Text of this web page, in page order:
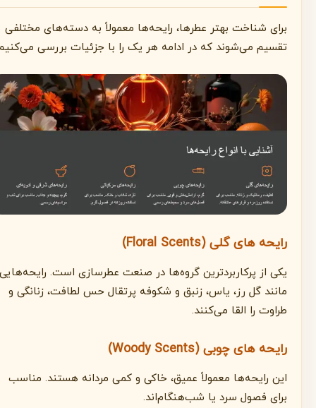
برای شناخت بهتر عطرها، رایحه‌ها معمولاً به دسته‌های مختلفی
تقسیم می‌شوند که در ادامه هر یک را با جزئیات بررسی می‌کنیم.
رایحه های گلی (Floral Scents)
یکی از پرکاربردترین گروه‌ها در صنعت عطرسازی است. رایحه‌هایی
مانند گل رز، یاس، زنبق و شکوفه پرتقال حس لطافت، زنانگی و
طراوت را القا می‌کنند.
رایحه های چوبی (Woody Scents)
این رایحه‌ها معمولاً عمیق، خاکی و کمی مردانه هستند. مناسب
برای فصول سرد یا شب‌هنگام‌اند.